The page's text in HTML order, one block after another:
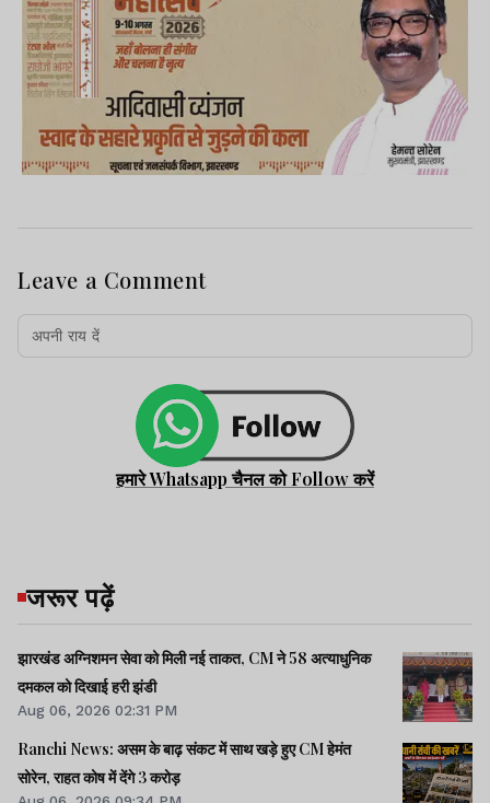
Leave a Comment
हमारे Whatsapp चैनल को Follow करें
जरूर पढ़ें
झारखंड अग्निशमन सेवा को मिली नई ताकत, CM ने 58 अत्याधुनिक
दमकल को दिखाई हरी झंडी
Aug 06, 2026 02:31 PM
Ranchi News: असम के बाढ़ संकट में साथ खड़े हुए CM हेमंत
सोरेन, राहत कोष में देंगे 3 करोड़